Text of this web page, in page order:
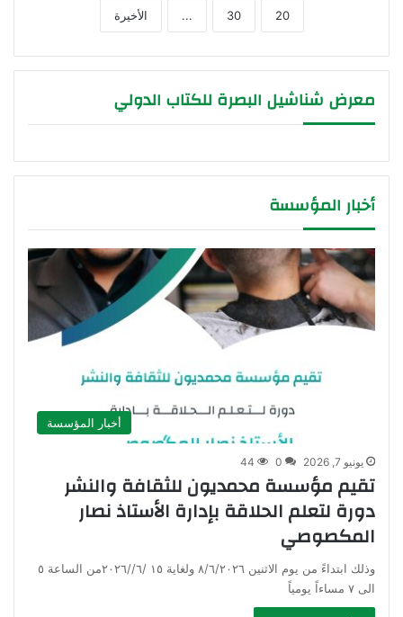
20
30
... الأخيرة
معرض شناشيل البصرة للكتاب الدولي
أخبار المؤسسة
أخبار المؤسسة
يونيو 7, 2026 0
44
تقيم مؤسسة محمديون للثقافة والنشر
دورة لتعلم الحلاقة بإدارة الأستاذ نصار
المكصوصي
وذلك ابتداءً من يوم الاثنين ٨/٦/٢٠٢٦ ولغاية ١٥ /٦//٢٠٢٦من الساعة ٥
الى ٧ مساءاً يومياً